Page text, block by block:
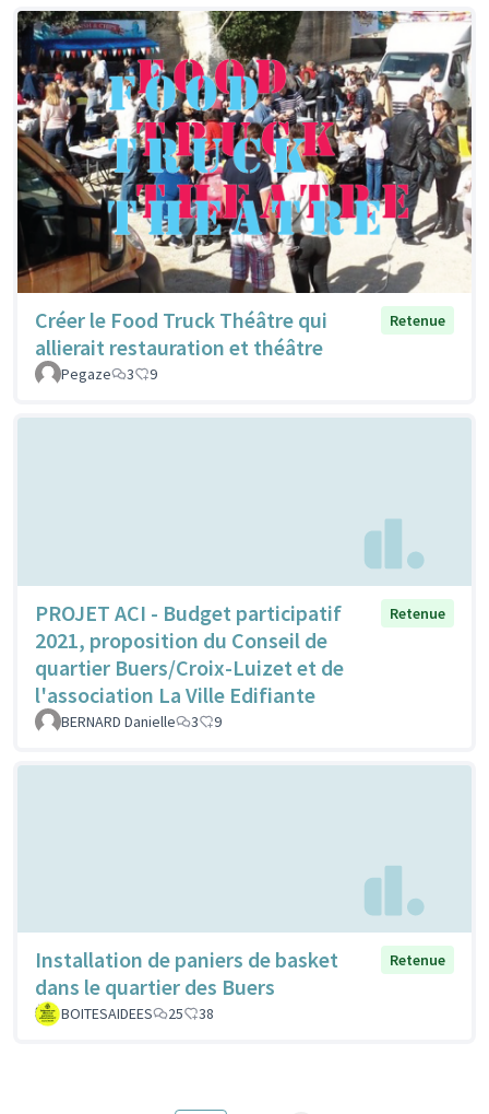
Créer le Food Truck Théâtre qui
allierait restauration et théâtre
Retenue
Pegaze 3 9
PROJET ACI - Budget participatif
2021, proposition du Conseil de
quartier Buers/Croix-Luizet et de
l'association La Ville Edifiante
Retenue
BERNARD Danielle 3 9
Installation de paniers de basket
dans le quartier des Buers
Retenue
BOITESAIDEES 25 38